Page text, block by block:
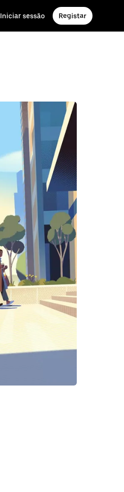
Iniciar sessão Registar